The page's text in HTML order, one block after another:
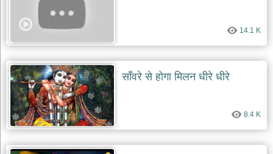
14.1 K
साँवरे से होगा मिलन धीरे धीरे
8.4 K